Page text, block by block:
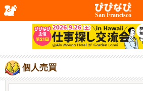
San Francisco
個人売買